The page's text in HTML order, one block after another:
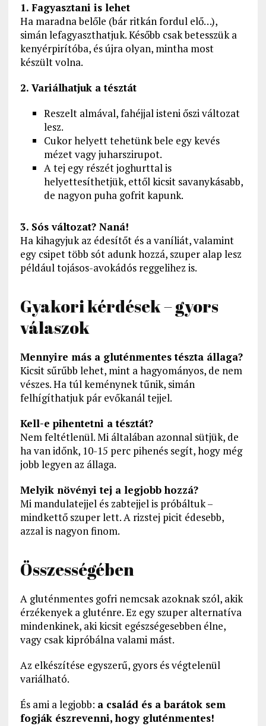
1. Fagyasztani is lehet
Ha maradna belőle (bár ritkán fordul elő…),
simán lefagyaszthatjuk. Később csak betesszük a
kenyérpirítóba, és újra olyan, mintha most
készült volna.
2. Variálhatjuk a tésztát
Reszelt almával, fahéjjal isteni őszi változat
lesz.
Cukor helyett tehetünk bele egy kevés
mézet vagy juharszirupot.
A tej egy részét joghurttal is
helyettesíthetjük, ettől kicsit savanykásabb,
de nagyon puha gofrit kapunk.
3. Sós változat? Naná!
Ha kihagyjuk az édesítőt és a vaníliát, valamint
egy csipet több sót adunk hozzá, szuper alap lesz
például tojásos-avokádós reggelihez is.
Gyakori kérdések – gyors
válaszok
Mennyire más a gluténmentes tészta állaga?
Kicsit sűrűbb lehet, mint a hagyományos, de nem
vészes. Ha túl keménynek tűnik, simán
felhígíthatjuk pár evőkanál tejjel.
Kell-e pihentetni a tésztát?
Nem feltétlenül. Mi általában azonnal sütjük, de
ha van időnk, 10-15 perc pihenés segít, hogy még
jobb legyen az állaga.
Melyik növényi tej a legjobb hozzá?
Mi mandulatejjel és zabtejjel is próbáltuk –
mindkettő szuper lett. A rizstej picit édesebb,
azzal is nagyon finom.
Összességében
A gluténmentes gofri nemcsak azoknak szól, akik
érzékenyek a gluténre. Ez egy szuper alternatíva
mindenkinek, aki kicsit egészségesebben élne,
vagy csak kipróbálna valami mást.
Az elkészítése egyszerű, gyors és végtelenül
variálható.
És ami a legjobb: a család és a barátok sem
fogják észrevenni, hogy gluténmentes!